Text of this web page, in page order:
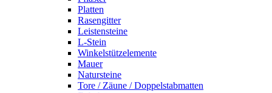
Platten
Rasengitter
Leistensteine
L-Stein
Winkelstützelemente
Mauer
Natursteine
Tore / Zäune / Doppelstabmatten